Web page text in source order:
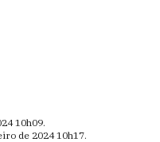
10h09.
de 2024 10h17.